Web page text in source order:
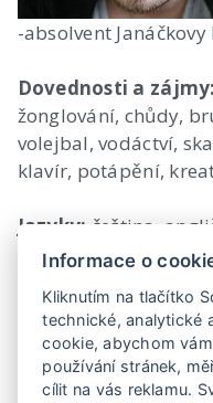
-absolvent
Dovednosti a zájmy:
žonglování, chůdy,
volejbal, vodáctví,
klavír, potápění,
Jazyky: čeština,
Ulice, 10 pravidel
sousedé, Případy
Působí ve Švandově
v Praze.
Informace o
Kliknutím na tlačítko
technické, analytické
cookie, abychom
používání stránek,
cílit na vás reklamu.